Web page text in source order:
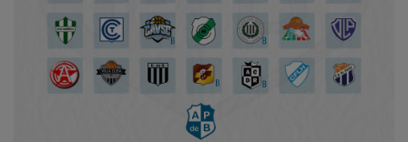
Así será el Torneo Iniciación
2026, Copa Rodolfo Causa